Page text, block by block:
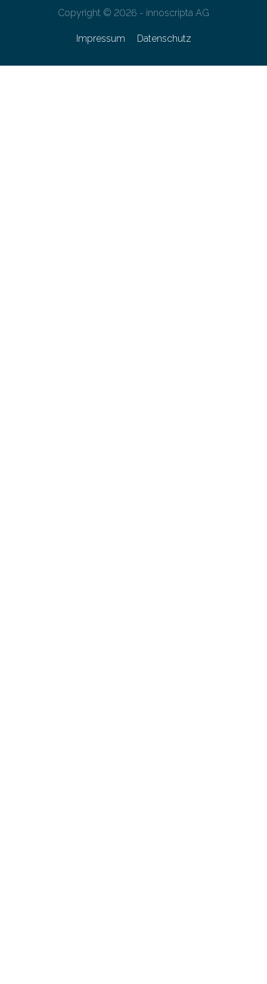
Copyright © 2026 - innoscripta AG
Impressum Datenschutz